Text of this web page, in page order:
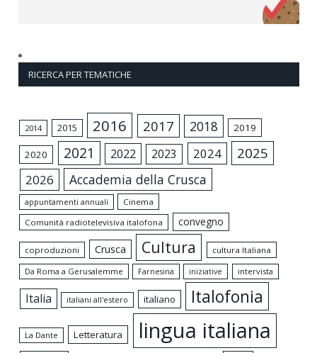
RICERCA PER TEMATICHE
2014 2015 2016 2017 2018 2019
2020 2021 2022 2023 2024 2025
2026 Accademia della Crusca
appuntamenti annuali
Cinema
Comunità radiotelevisiva italofona
convegno
coproduzioni Crusca Cultura
cultura Italiana
Da Roma a Gerusalemme
Farnesina iniziative intervista
Italia italiani all'estero italiano Italofonia
La Dante Letteratura lingua italiana